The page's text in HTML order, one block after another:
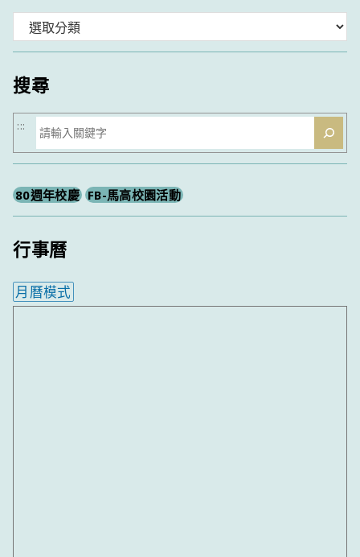
類
搜尋
搜
尋
:::
80週年校慶 FB-馬高校園活動
行事曆
月曆模式